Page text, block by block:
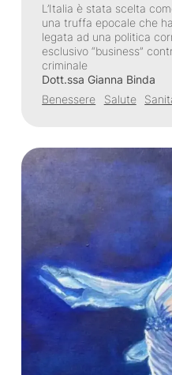
L’Italia è stata scelta
una truffa epocale che
legata ad una politica
esclusivo “business”
criminale
Dott.ssa Gianna Binda
Benessere
Salute